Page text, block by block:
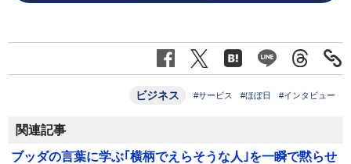
ビジネス #サービス #ほぼ日 #インタビュー
関連記事
ブッダの言葉に学ぶ｢横柄でえらそうな人｣を一瞬で黙らせ